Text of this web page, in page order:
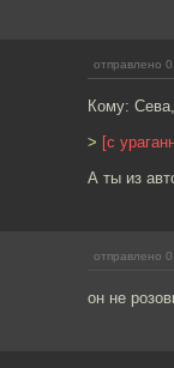
отправлено
Кому: Сева,
> [с
А ты из
отправлено
он не